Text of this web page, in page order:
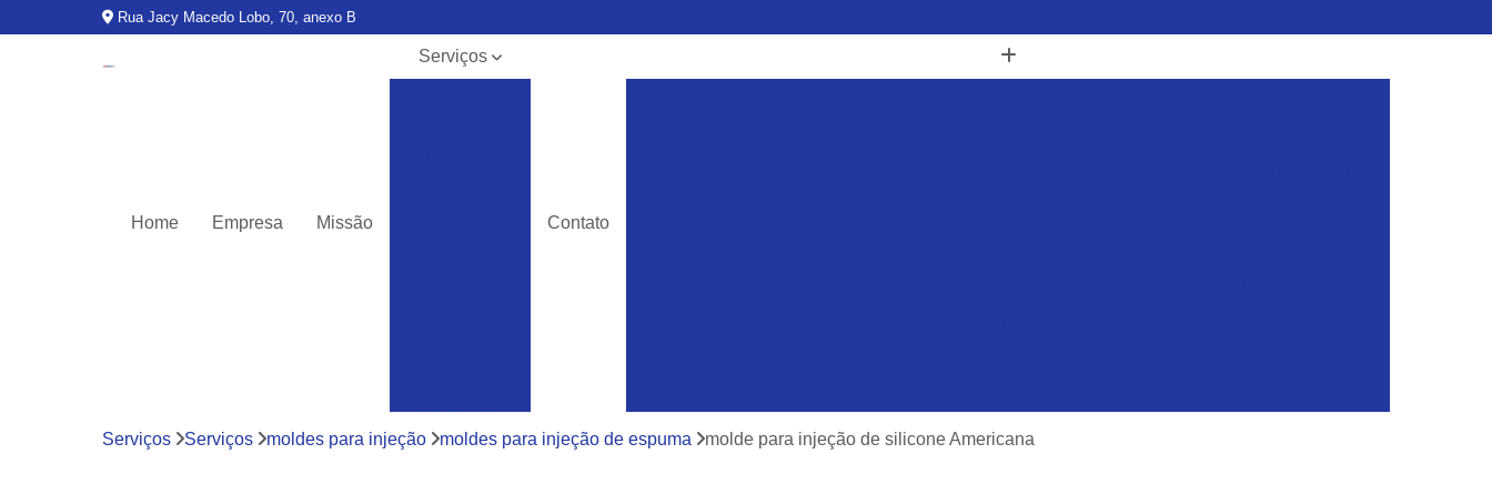
Rua Jacy Macedo Lobo, 70, anexo B
Home Empresa Missão
Serviços
termoplásticos
Contato
Ferramentas Industriais para Injeção de Plásticos
Serviços Serviços moldes para injeção moldes para injeção de espuma molde para injeção de silicone Americana